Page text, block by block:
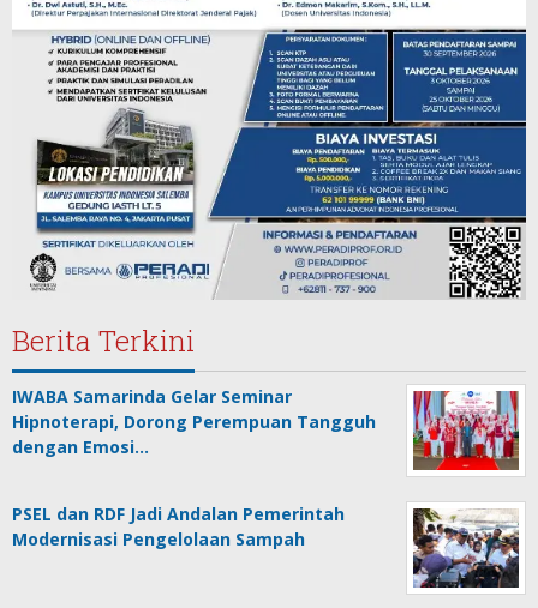
Berita Terkini
IWABA Samarinda Gelar Seminar
Hipnoterapi, Dorong Perempuan Tangguh
dengan Emosi…
PSEL dan RDF Jadi Andalan Pemerintah
Modernisasi Pengelolaan Sampah